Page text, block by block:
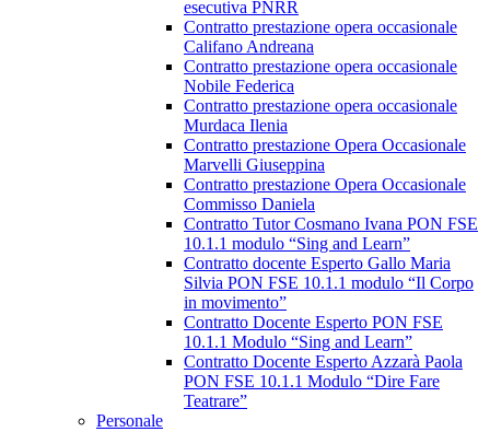
esecutiva PNRR
Contratto prestazione opera occasionale
Califano Andreana
Contratto prestazione opera occasionale
Nobile Federica
Contratto prestazione opera occasionale
Murdaca Ilenia
Contratto prestazione Opera Occasionale
Marvelli Giuseppina
Contratto prestazione Opera Occasionale
Commisso Daniela
Contratto Tutor Cosmano Ivana PON FSE
10.1.1 modulo “Sing and Learn”
Contratto docente Esperto Gallo Maria
Silvia PON FSE 10.1.1 modulo “Il Corpo
in movimento”
Contratto Docente Esperto PON FSE
10.1.1 Modulo “Sing and Learn”
Contratto Docente Esperto Azzarà Paola
PON FSE 10.1.1 Modulo “Dire Fare
Teatrare”
Personale